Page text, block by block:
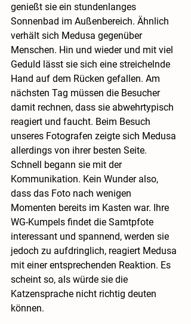
genießt sie ein stundenlanges
Sonnenbad im Außenbereich. Ähnlich
verhält sich Medusa gegenüber
Menschen. Hin und wieder und mit viel
Geduld lässt sie sich eine streichelnde
Hand auf dem Rücken gefallen. Am
nächsten Tag müssen die Besucher
damit rechnen, dass sie abwehrtypisch
reagiert und faucht. Beim Besuch
unseres Fotografen zeigte sich Medusa
allerdings von ihrer besten Seite.
Schnell begann sie mit der
Kommunikation. Kein Wunder also,
dass das Foto nach wenigen
Momenten bereits im Kasten war. Ihre
WG-Kumpels findet die Samtpfote
interessant und spannend, werden sie
jedoch zu aufdringlich, reagiert Medusa
mit einer entsprechenden Reaktion. Es
scheint so, als würde sie die
Katzensprache nicht richtig deuten
können.